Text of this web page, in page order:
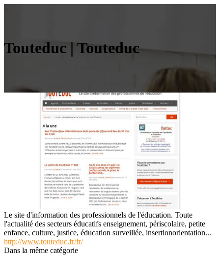
Touteduc | Touteduc
Le site d'information des professionnels de l'éducation. Toute
l'actualité des secteurs éducatifs enseignement, périscolaire, petite
enfance, culture, justice, éducation surveillée, insertionorientation...
http://www.touteduc.fr/fr/
Dans la même catégorie